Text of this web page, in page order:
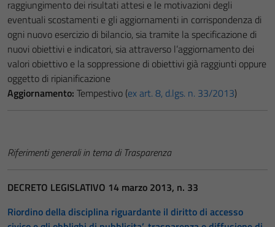
raggiungimento dei risultati attesi e le motivazioni degli
eventuali scostamenti e gli aggiornamenti in corrispondenza di
ogni nuovo esercizio di bilancio, sia tramite la specificazione di
nuovi obiettivi e indicatori, sia attraverso l’aggiornamento dei
valori obiettivo e la soppressione di obiettivi già raggiunti oppure
oggetto di ripianificazione
Aggiornamento: Tempestivo (ex art. 8, d.lgs. n. 33/2013)
Riferimenti generali in tema di Trasparenza
DECRETO LEGISLATIVO 14 marzo 2013, n. 33
Riordino della disciplina riguardante il diritto di accesso